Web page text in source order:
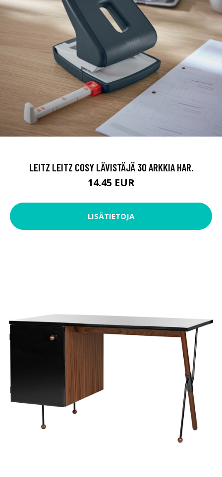
LEITZ LEITZ COSY LÄVISTÄJÄ 30 ARKKIA HAR.
14.45 EUR
LISÄTIETOJA